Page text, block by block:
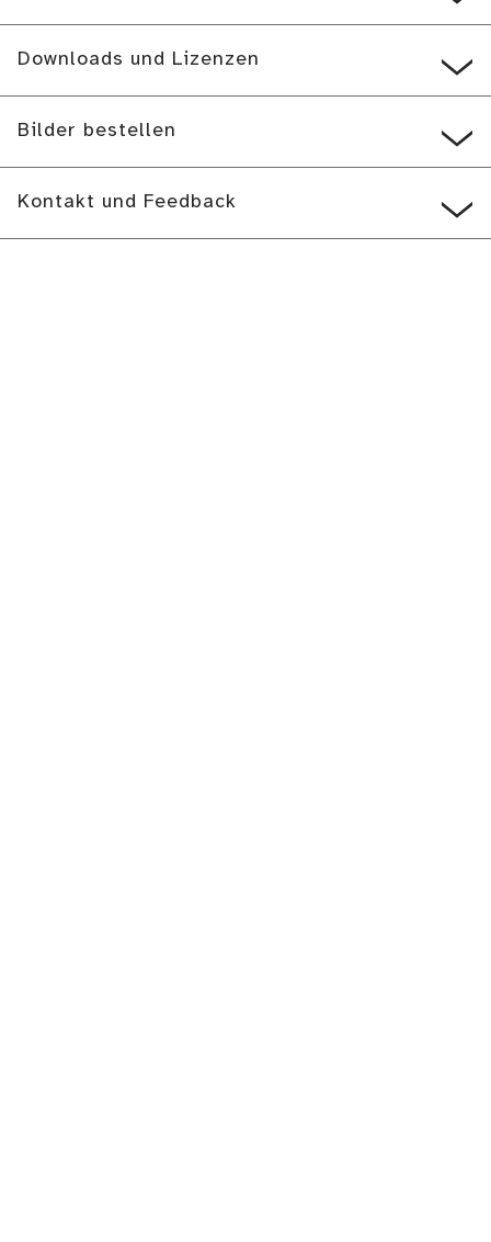
Downloads und Lizenzen
Bilder bestellen
Kontakt und Feedback